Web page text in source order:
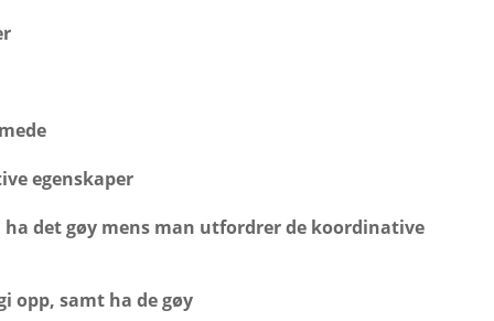
egenskaper
det gøy mens man utfordrer de koordinative
opp, samt ha de gøy